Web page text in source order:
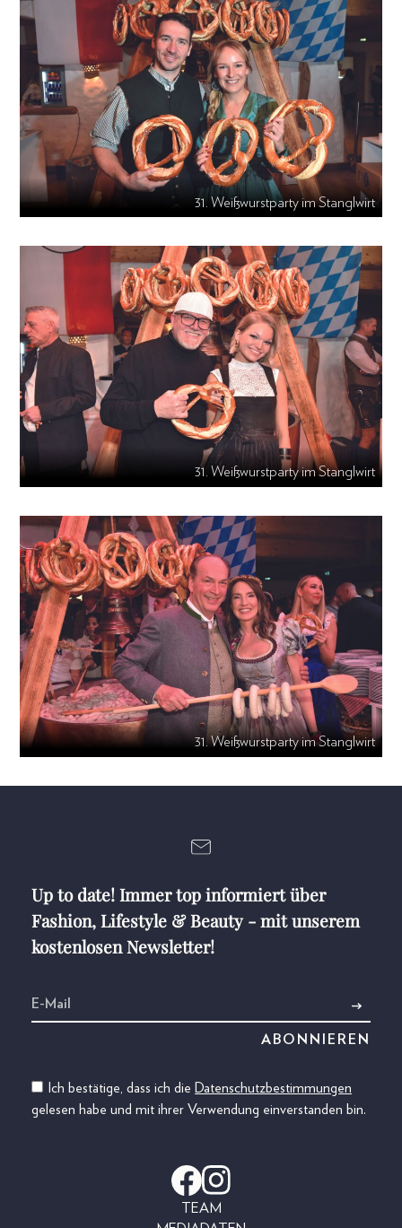
31. Weißwurstparty im Stanglwirt
31. Weißwurstparty im Stanglwirt
31. Weißwurstparty im Stanglwirt
Up to date! Immer top informiert über
Fashion, Lifestyle & Beauty - mit unserem
kostenlosen Newsletter!
Ich bestätige, dass ich die Datenschutzbestimmungen
gelesen habe und mit ihrer Verwendung einverstanden bin.
TEAM